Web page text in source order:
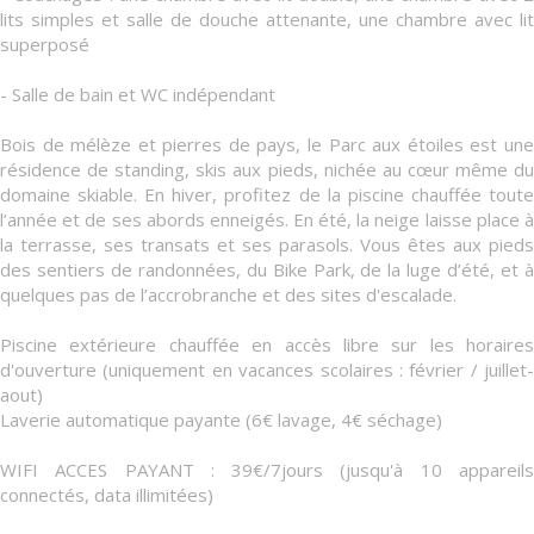
lits simples et salle de douche attenante, une chambre avec lit
superposé
- Salle de bain et WC indépendant
Bois de mélèze et pierres de pays, le Parc aux étoiles est une
résidence de standing, skis aux pieds, nichée au cœur même du
domaine skiable. En hiver, profitez de la piscine chauffée toute
l’année et de ses abords enneigés. En été, la neige laisse place à
la terrasse, ses transats et ses parasols. Vous êtes aux pieds
des sentiers de randonnées, du Bike Park, de la luge d’été, et à
quelques pas de l’accrobranche et des sites d'escalade.
Piscine extérieure chauffée en accès libre sur les horaires
d'ouverture (uniquement en vacances scolaires : février / juillet-
aout)
Laverie automatique payante (6€ lavage, 4€ séchage)
WIFI ACCES PAYANT : 39€/7jours (jusqu'à 10 appareils
connectés, data illimitées)